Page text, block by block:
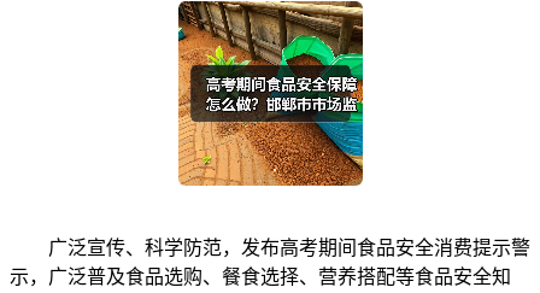
广泛宣传、科学防范，发布高考期间食品安全消费提示警
示，广泛普及食品选购、餐食选择、营养搭配等食品安全知